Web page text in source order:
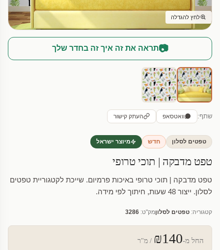
לחץ להגדלה
📷תראה את זה איך זה בחדר שלך
שתף: וואטסאפ העתק קישור
טפטים לסלון חדש מיוצר ישראל
טפט מדבקה | תוכי טרופי
טפט מדבקה | תוכי טרופי באיכות פרמיום. שייכת לקטגוריית טפטים
לסלון. ייצור 48 שעות, חיתוך לפי מידה.
קטגוריה: טפטים לסלוןמק"ט: 3286
החל מ-₪140 / מ"ר